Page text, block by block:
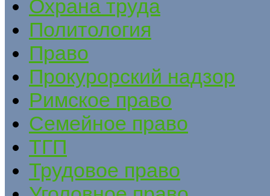
Охрана труда
Политология
Право
Прокурорский надзор
Римское право
Семейное право
ТГП
Трудовое право